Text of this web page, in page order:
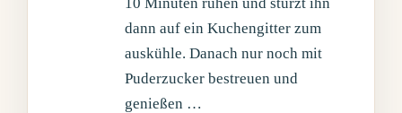
dann auf ein Kuchengitter zum
auskühle. Danach nur noch mit
Puderzucker bestreuen und
genießen …